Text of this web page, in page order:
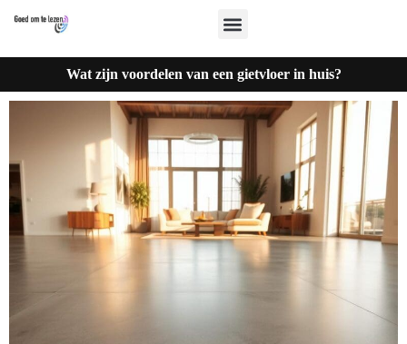
Wat zijn voordelen van een gietvloer in huis?